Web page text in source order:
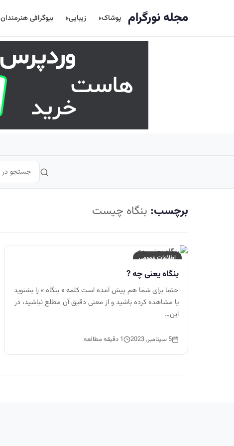
مجله نورگرام پوشاک زیبایی بیوگرافی هنرمندان
برچسب: بنگاه چیست
اطلاعات عمومی
بنگاه یعنی چه ?
حتما برای شما هم پیش آمده است کلمه « بنگاه » را بشنوید
یا مشاهده کرده باشید و از معنی دقیق آن مطلع نباشید، در
این…
5 سپتامبر, 2023 1 دقیقه مطالعه